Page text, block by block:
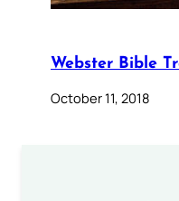
Webster Bible
October 11, 2018